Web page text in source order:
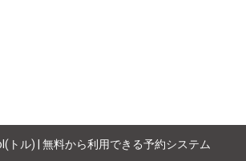
トル) | 無料から利用できる予約システム